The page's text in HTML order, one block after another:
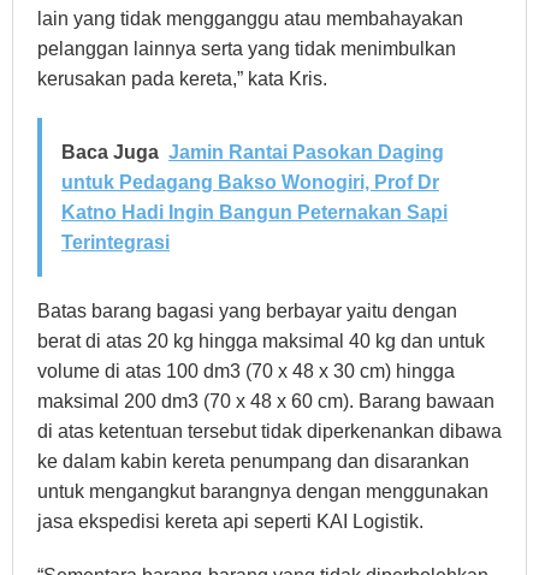
lain yang tidak mengganggu atau membahayakan
pelanggan lainnya serta yang tidak menimbulkan
kerusakan pada kereta,” kata Kris.
Baca Juga Jamin Rantai Pasokan Daging
untuk Pedagang Bakso Wonogiri, Prof Dr
Katno Hadi Ingin Bangun Peternakan Sapi
Terintegrasi
Batas barang bagasi yang berbayar yaitu dengan
berat di atas 20 kg hingga maksimal 40 kg dan untuk
volume di atas 100 dm3 (70 x 48 x 30 cm) hingga
maksimal 200 dm3 (70 x 48 x 60 cm). Barang bawaan
di atas ketentuan tersebut tidak diperkenankan dibawa
ke dalam kabin kereta penumpang dan disarankan
untuk mengangkut barangnya dengan menggunakan
jasa ekspedisi kereta api seperti KAI Logistik.